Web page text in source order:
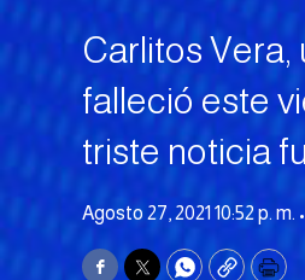
Carlitos Vera,
falleció este
triste noticia
Agosto 27, 2021 10:52 p. m. •